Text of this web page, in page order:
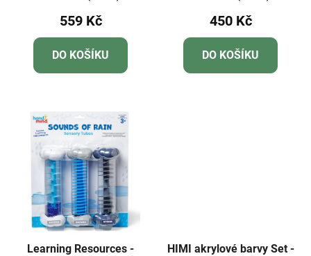
559 Kč
DO KOŠÍKU
450 Kč
DO KOŠÍKU
Learning Resources -
HIMI akrylové barvy Set -